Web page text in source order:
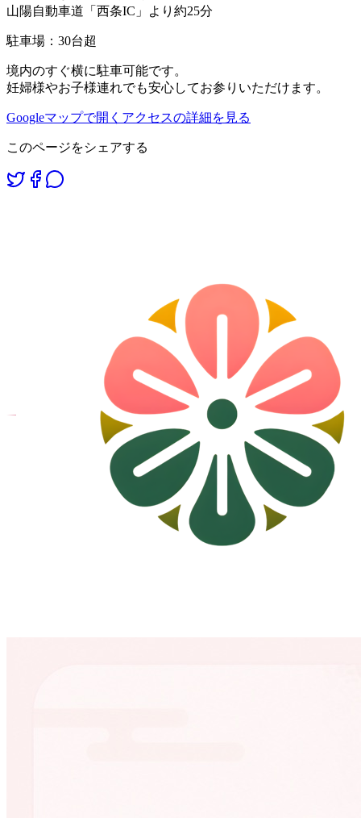
山陽自動車道「西条IC」より約25分
駐車場：30台超
境内のすぐ横に駐車可能です。
妊婦様やお子様連れでも安心してお参りいただけます。
Googleマップで開く アクセスの詳細を見る
このページをシェアする